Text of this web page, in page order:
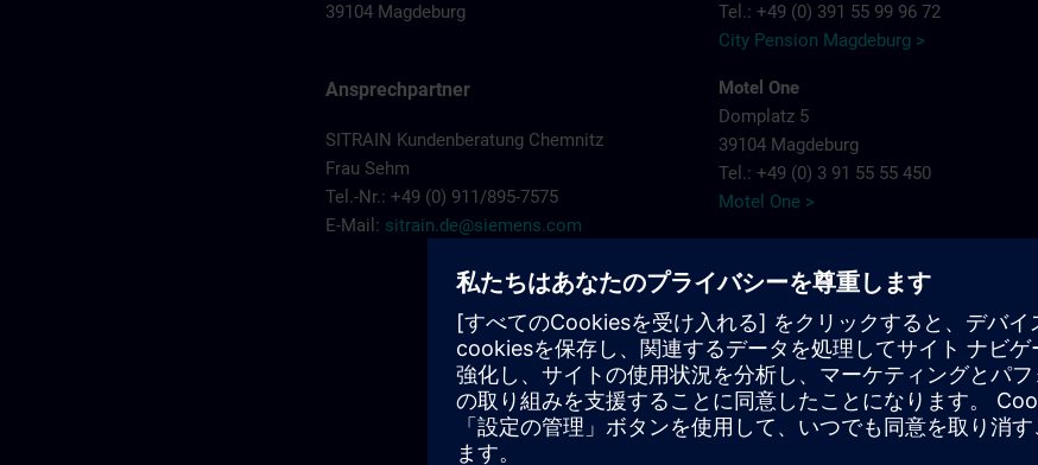
39104 Magdeburg
Ansprechpartner
SITRAIN Kundenberatung Chemnitz
Frau Sehm
Tel.-Nr.: +49 (0) 911/895-7575
E-Mail: sitrain.de@siemens.com
Tel.: +49 (0) 391 55 99 96 72
City Pension Magdeburg >
Motel One
Domplatz 5
39104 Magdeburg
Tel.: +49 (0) 3 91 55 55 450
Motel One >
Jean-Burger-Str. 16
Tel.: +49 (0) 3 91 6 26 20
Hotel Residenz Joop >
Maritim Hotel Magdeburg
Otto-von-Guericke-Straße 87